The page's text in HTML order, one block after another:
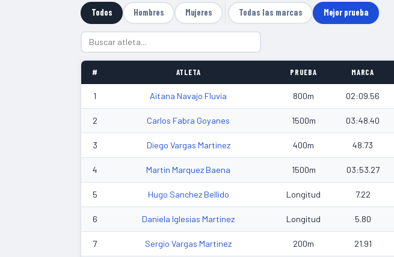
Todos Hombres Mujeres Todas las marcas Mejor prueba
# ATLETA PRUEBA MARCA
1 Aitana Navajo Fluvia 800m 02:09.56
2 Carlos Fabra Goyanes 1500m 03:48.40
3 Diego Vargas Martinez 400m 48.73
4 Martin Marquez Baena 1500m 03:53.27
5 Hugo Sanchez Bellido Longitud 7.22
6 Daniela Iglesias Martinez Longitud 5.80
7 Sergio Vargas Martinez 200m 21.91